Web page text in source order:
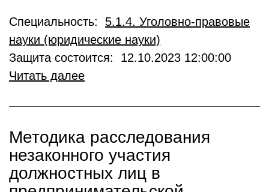
Специальность: 5.1.4. Уголовно-правовые
науки (юридические науки)
Защита состоится: 12.10.2023 12:00:00
Читать далее
Методика расследования
незаконного участия
должностных лиц в